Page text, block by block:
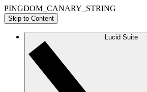
PINGDOM_CANARY_STRING
Skip to Content
Lucid Suite